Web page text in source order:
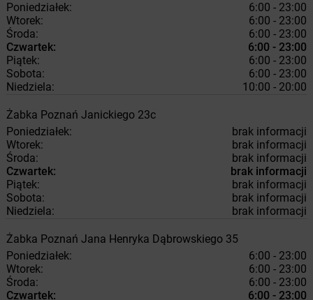
Poniedziałek:
6:00 - 23:00
Wtorek:
6:00 - 23:00
Środa:
6:00 - 23:00
Czwartek:
6:00 - 23:00
Piątek:
6:00 - 23:00
Sobota:
6:00 - 23:00
Niedziela:
10:00 - 20:00
Żabka Poznań Janickiego 23c
Poniedziałek:
brak informacji
Wtorek:
brak informacji
Środa:
brak informacji
Czwartek:
brak informacji
Piątek:
brak informacji
Sobota:
brak informacji
Niedziela:
brak informacji
Żabka Poznań Jana Henryka Dąbrowskiego 35
Poniedziałek:
6:00 - 23:00
Wtorek:
6:00 - 23:00
Środa:
6:00 - 23:00
Czwartek:
6:00 - 23:00